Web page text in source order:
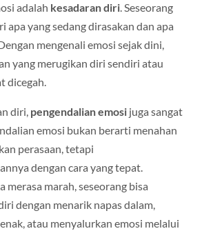
adalah kesadaran diri. Seseorang
apa yang sedang dirasakan dan apa
mengenali emosi sejak dini,
yang merugikan diri sendiri atau
dicegah.
diri, pengendalian emosijuga sangat
emosi bukan berarti menahan
perasaan, tetapi
dengan cara yang tepat.
merasa marah, seseorang bisa
dengan menarik napas dalam,
atau menyalurkan emosi melalui